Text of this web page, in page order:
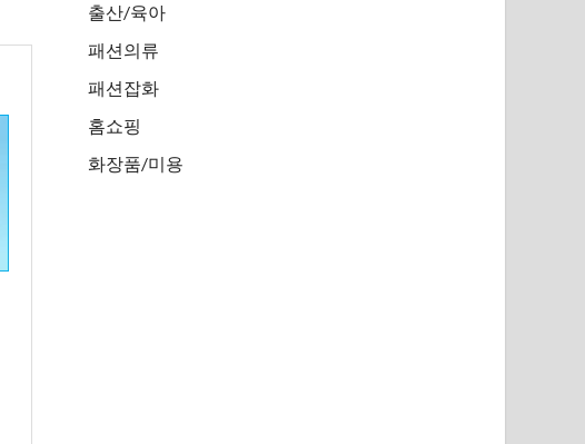
출산/육아
패션의류
패션잡화
홈쇼핑
화장품/미용